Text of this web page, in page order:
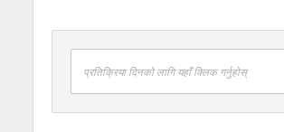
प्रतिक्रिया दिनको लागि यहाँ क्लिक गर्नुहोस्